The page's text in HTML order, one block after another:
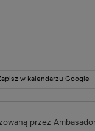
w kalendarzu Google
przez